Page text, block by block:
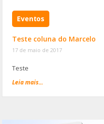
Eventos
Teste coluna do Marcelo
17 de maio de 2017
Teste
Leia mais...